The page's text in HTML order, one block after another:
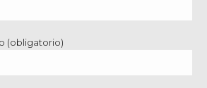
(obligatorio)